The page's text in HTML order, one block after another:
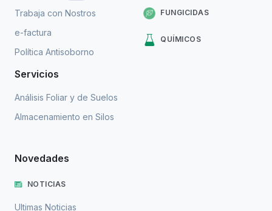
Trabaja con Nostros
e-factura
Política Antisoborno
Servicios
Análisis Foliar y de Suelos
Almacenamiento en Silos
FUNGICIDAS
QUÍMICOS
Novedades
NOTICIAS
Ultimas Noticias